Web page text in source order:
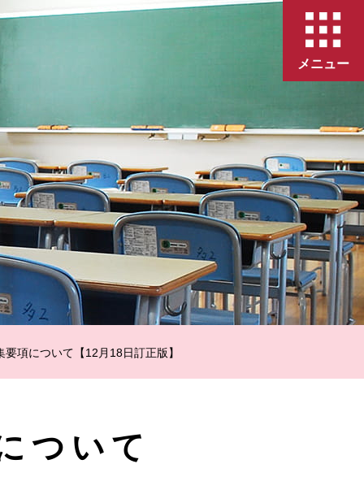
メニュー
項について【12月18日訂正版】
ついて